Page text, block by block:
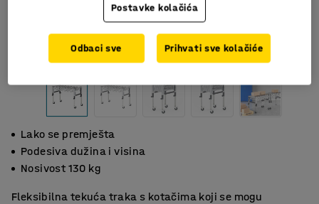
Lako se premješta
Podesiva dužina i visina
Nosivost 130 kg
Fleksibilna tekuća traka s kotačima koji se mogu
Postavke kolačića
Odbaci sve Prihvati sve kolačiće